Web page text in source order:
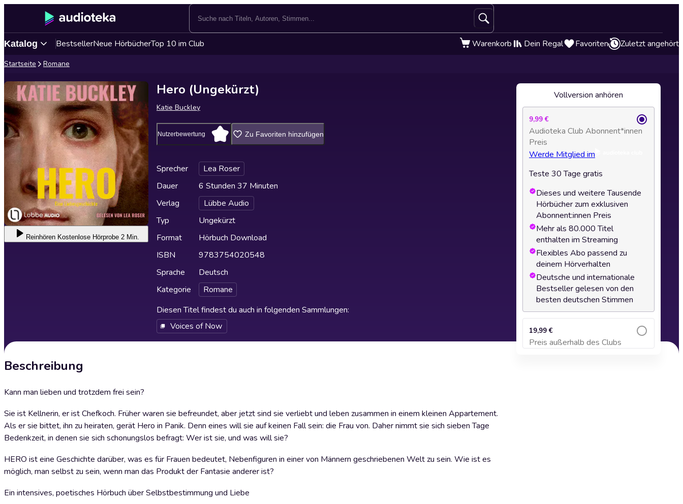
Katalog BestsellerNeue HörbücherTop 10 im Club Warenkorb Dein Regal Favoriten Zuletzt angehört
Startseite Romane
Reinhören Kostenlose Hörprobe 2 Min.
Hero (Ungekürzt)
Katie Buckley
Nutzerbewertung Zu Favoriten hinzufügen
Sprecher
Lea Roser
Dauer
6 Stunden 37 Minuten
Verlag
Lübbe Audio
Typ
Ungekürzt
Format
Hörbuch Download
ISBN
9783754020548
Sprache
Deutsch
Kategorie
Romane
Diesen Titel findest du auch in folgenden Sammlungen:
Voices of Now
Beschreibung
Kann man lieben und trotzdem frei sein?
Sie ist Kellnerin, er ist Chefkoch. Früher waren sie befreundet, aber jetzt sind sie verliebt und leben zusammen in einem kleinen Appartement.
Als er sie bittet, ihn zu heiraten, gerät Hero in Panik. Denn eines will sie auf keinen Fall sein: die Frau von. Daher nimmt sie sich sieben Tage
Bedenkzeit, in denen sie sich schonungslos befragt: Wer ist sie, und was will sie?
HERO ist eine Geschichte darüber, was es für Frauen bedeutet, Nebenfiguren in einer von Männern geschriebenen Welt zu sein. Wie ist es
möglich, man selbst zu sein, wenn man das Produkt der Fantasie anderer ist?
Ein intensives, poetisches Hörbuch über Selbstbestimmung und Liebe
Vollversion anhören
9,99 €
Audioteka Club Abonnent*innen
Preis
Werde Mitglied im
Teste 30 Tage gratis
Dieses und weitere Tausende
Hörbücher zum exklusiven
Abonnent:innen Preis
Mehr als 80.000 Titel
enthalten im Streaming
Flexibles Abo passend zu
deinem Hörverhalten
Deutsche und internationale
Bestseller gelesen von den
besten deutschen Stimmen
19,99 €
Preis außerhalb des Clubs
Zum Warenkorb hinzufügen